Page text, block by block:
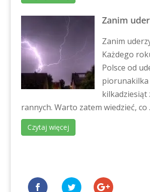
Zanim
Zanim
Każdego
Polsce od
piorunakilka
kilkadziesiąt
rannych. Warto zatem wiedzieć, co
Czytaj więcej